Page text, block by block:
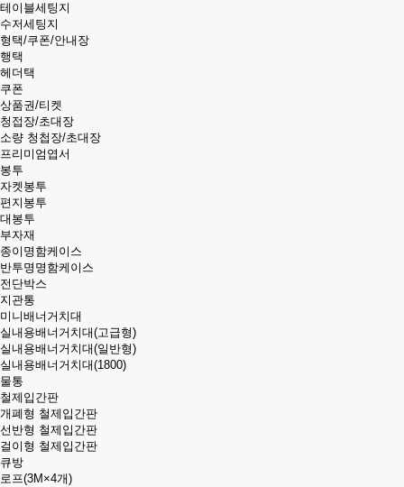
테이블세팅지
수저세팅지
형택/쿠폰/안내장
행택
헤더택
쿠폰
상품권/티켓
청접장/초대장
소량 청첩장/초대장
프리미엄엽서
봉투
자켓봉투
편지봉투
대봉투
부자재
종이명함케이스
반투명명함케이스
전단박스
지관통
미니배너거치대
실내용배너거치대(고급형)
실내용배너거치대(일반형)
실내용배너거치대(1800)
물통
철제입간판
개폐형 철제입간판
선반형 철제입간판
걸이형 철제입간판
큐방
로프(3M×4개)